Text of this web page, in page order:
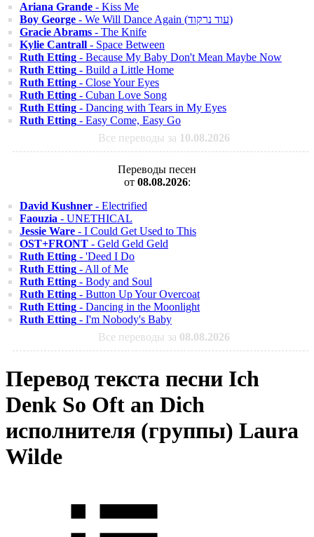
Ariana Grande - Kiss Me
Boy George
- We Will Dance Again (עוד נרקוד)
Gracie Abrams - The Knife
Kylie Cantrall - Space Between
Ruth Etting - Because My Baby Don't Mean Maybe Now
Ruth Etting - Build a Little Home
Ruth Etting - Close Your Eyes
Ruth Etting - Cuban Love Song
Ruth Etting - Dancing with Tears in My Eyes
Ruth Etting - Easy Come, Easy Go
Все переводы за 10.08.2026
Переводы песен
от 08.08.2026:
David Kushner - Electrified
Faouzia - UNETHICAL
Jessie Ware - I Could Get Used to This
OST+FRONT - Geld Geld Geld
Ruth Etting - 'Deed I Do
Ruth Etting - All of Me
Ruth Etting - Body and Soul
Ruth Etting - Button Up Your Overcoat
Ruth Etting - Dancing in the Moonlight
Ruth Etting - I'm Nobody's Baby
Все переводы за 08.08.2026
Перевод текста песни Ich
Denk So Oft an Dich
исполнителя (группы) Laura
Wilde